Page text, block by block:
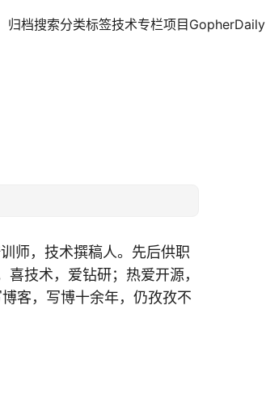
归档搜索分类标签技术专栏项目 GopherDaily
师，技术撰稿人。先后供职
技术，爱钻研；热爱开源，
客，写博十余年，仍孜孜不